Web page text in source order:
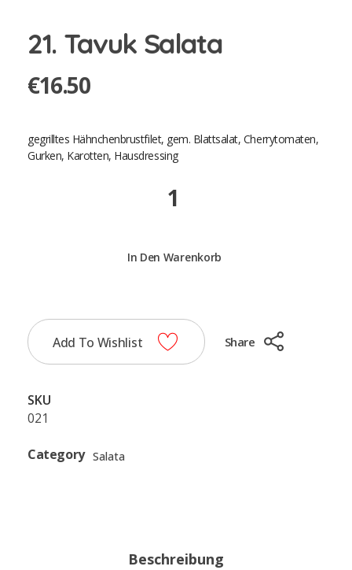
21. Tavuk Salata
€16.50
gegrilltes Hähnchenbrustfilet, gem. Blattsalat, Cherrytomaten,
Gurken, Karotten, Hausdressing
In Den Warenkorb
Add To Wishlist Share
SKU
021
Category Salata
Beschreibung